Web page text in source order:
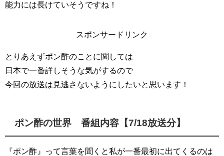
能力には長けていそうですね！
スポンサードリンク
とりあえずポン酢のことに関しては
日本で一番詳しそうな気がするので
今回の放送は見逃さないようにしたいと思います！
ポン酢の世界 番組内容【7/18放送分】
『ポン酢』って言葉を聞くと私が一番最初に出てくるのは